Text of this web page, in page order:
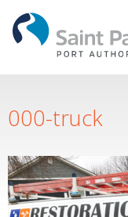
000-truck